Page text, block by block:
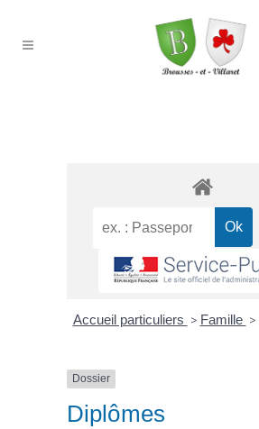
Accueil particuliers > Famille >
Dossier
Diplômes